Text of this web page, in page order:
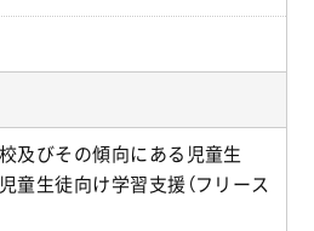
及びその傾向にある児童生
童生徒向け学習支援（フリース